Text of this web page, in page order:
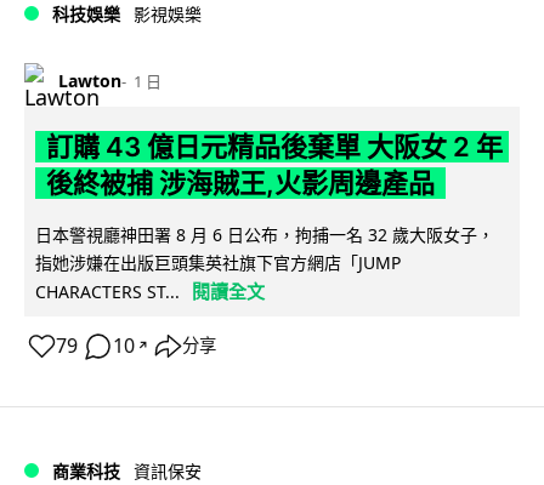
科技娛樂 影視娛樂
Lawton 1 日
訂購 43 億日元精品後棄單 大阪女 2 年
後終被捕 涉海賊王,火影周邊產品
日本警視廳神田署 8 月 6 日公布，拘捕一名 32 歲大阪女子，
指她涉嫌在出版巨頭集英社旗下官方網店「JUMP
CHARACTERS ST...
閱讀全文
79 10 ↗ 分享
商業科技 資訊保安